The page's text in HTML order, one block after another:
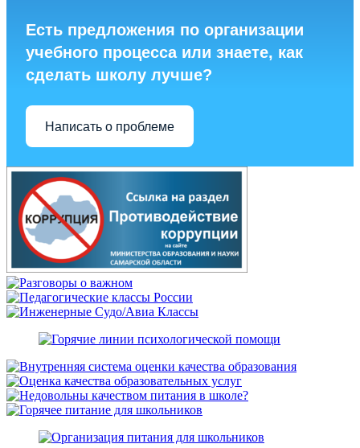
Есть предложения по организации
учебного процесса или знаете, как
сделать школу лучше?
Написать о проблеме